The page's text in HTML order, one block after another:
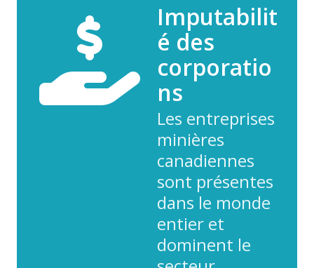
Imputabilit
é des
corporatio
ns
Les entreprises
minières
canadiennes
sont présentes
dans le monde
entier et
dominent le